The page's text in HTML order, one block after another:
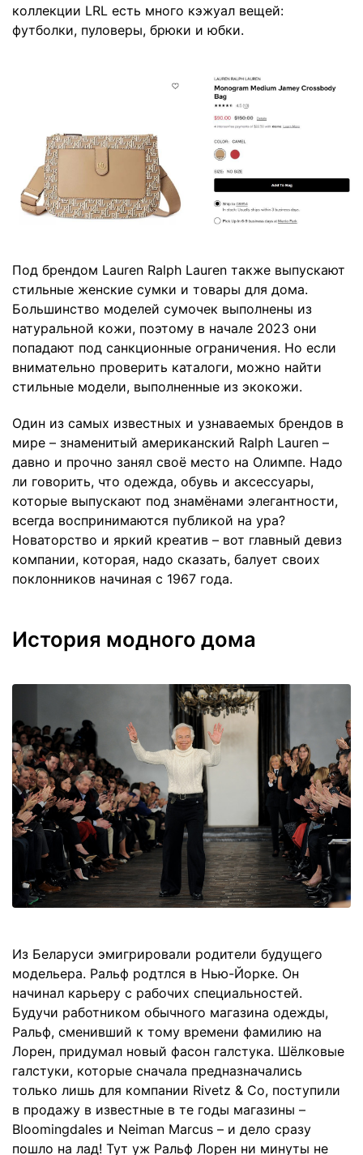
коллекции LRL есть много кэжуал вещей:
футболки, пуловеры, брюки и юбки.
Под брендом Lauren Ralph Lauren также выпускают
стильные женские сумки и товары для дома.
Большинство моделей сумочек выполнены из
натуральной кожи, поэтому в начале 2023 они
попадают под санкционные ограничения. Но если
внимательно проверить каталоги, можно найти
стильные модели, выполненные из экокожи.
Один из самых известных и узнаваемых брендов в
мире – знаменитый американский Ralph Lauren –
давно и прочно занял своё место на Олимпе. Надо
ли говорить, что одежда, обувь и аксессуары,
которые выпускают под знамёнами элегантности,
всегда воспринимаются публикой на ура?
Новаторство и яркий креатив – вот главный девиз
компании, которая, надо сказать, балует своих
поклонников начиная с 1967 года.
История модного дома
Из Беларуси эмигрировали родители будущего
модельера. Ральф родтлся в Нью-Йорке. Он
начинал карьеру с рабочих специальностей.
Будучи работником обычного магазина одежды,
Ральф, сменивший к тому времени фамилию на
Лорен, придумал новый фасон галстука. Шёлковые
галстуки, которые сначала предназначались
только лишь для компании Rivetz & Co, поступили
в продажу в известные в те годы магазины –
Bloomingdales и Neiman Marcus – и дело сразу
пошло на лад! Тут уж Ральф Лорен ни минуты не